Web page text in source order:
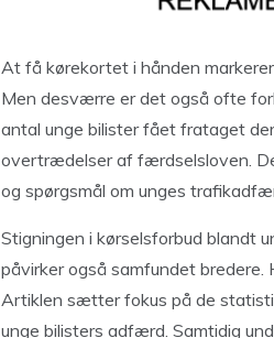
At få kørekortet i hånden
Men desværre er det også ofte
antal unge bilister fået frataget
overtrædelser af færdselsloven.
og spørgsmål om unges
Stigningen i kørselsforbud blandt
påvirker også samfundet
Artiklen sætter fokus på de
unge bilisters adfærd. Samtidig